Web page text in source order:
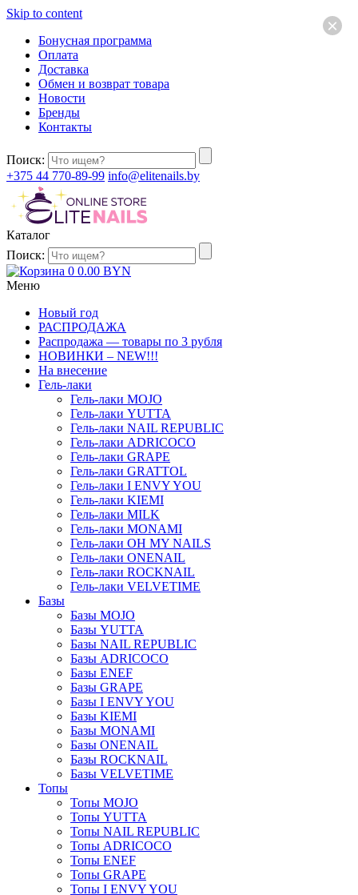
Skip to content
Бонусная программа
Оплата
Доставка
Обмен и возврат товара
Новости
Бренды
Контакты
Поиск:
+375 44 770-89-99 info@elitenails.by
Каталог
Поиск:
0 0.00 BYN
Меню
Новый год
РАСПРОДАЖА
Распродажа — товары по 3 рубля
НОВИНКИ – NEW!!!
На внесение
Гель-лаки
Гель-лаки MOJO
Гель-лаки YUTTA
Гель-лаки NAIL REPUBLIC
Гель-лаки ADRICOCO
Гель-лаки GRAPE
Гель-лаки GRATTOL
Гель-лаки I ENVY YOU
Гель-лаки KIEMI
Гель-лаки MILK
Гель-лаки MONAMI
Гель-лаки OH MY NAILS
Гель-лаки ONENAIL
Гель-лаки ROCKNAIL
Гель-лаки VELVETIME
Базы
Базы MOJO
Базы YUTTA
Базы NAIL REPUBLIC
Базы ADRICOCO
Базы ENEF
Базы GRAPE
Базы I ENVY YOU
Базы KIEMI
Базы MONAMI
Базы ONENAIL
Базы ROCKNAIL
Базы VELVETIME
Топы
Топы MOJO
Топы YUTTA
Топы NAIL REPUBLIC
Топы ADRICOCO
Топы ENEF
Топы GRAPE
Топы I ENVY YOU
×